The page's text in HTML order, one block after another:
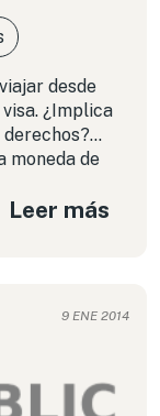
desde
visa. ¿Implica
moneda de
Leer más
9 ENE 2014